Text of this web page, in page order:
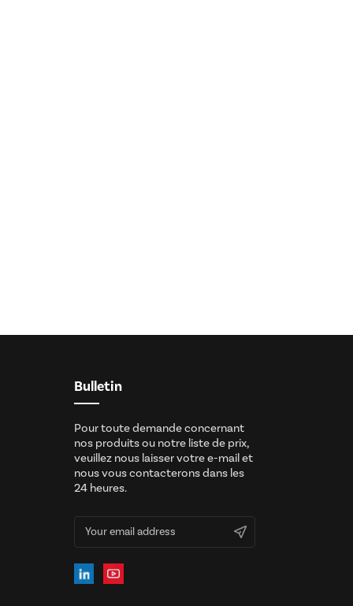
Bulletin
Pour toute demande concernant
nos produits ou notre liste de prix,
veuillez nous laisser votre e-mail et
nous vous contacterons dans les
24 heures.